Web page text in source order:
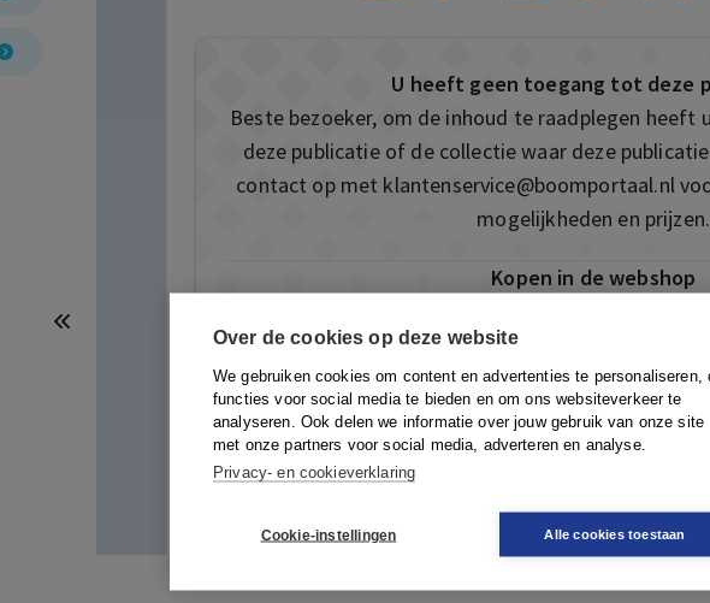
Over de cookies op deze website
We gebruiken cookies om content en advertenties te personaliseren,
functies voor social media te bieden en om ons websiteverkeer te
analyseren. Ook delen we informatie over jouw gebruik van onze site
met onze partners voor social media, adverteren en analyse.
Privacy- en cookieverklaring
Cookie-instellingen Alle cookies toestaan
U heeft geen toegang tot deze
Beste bezoeker, om de inhoud te raadplegen heeft
deze publicatie of de collectie waar deze
contact op met klantenservice@boomportaal.nl
mogelijkheden en prijzen.
Kopen in de webshop
Deze publicatie is ook te vinden in onze webshop.
ook de mogelijkheid om direct toegang te
Naar de webshop